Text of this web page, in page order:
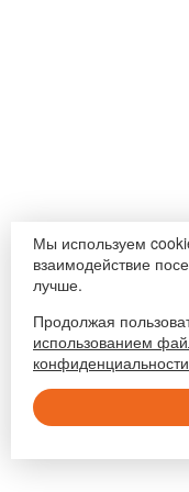
Мы используем
взаимодействие
лучше.
Продолжая
использованием